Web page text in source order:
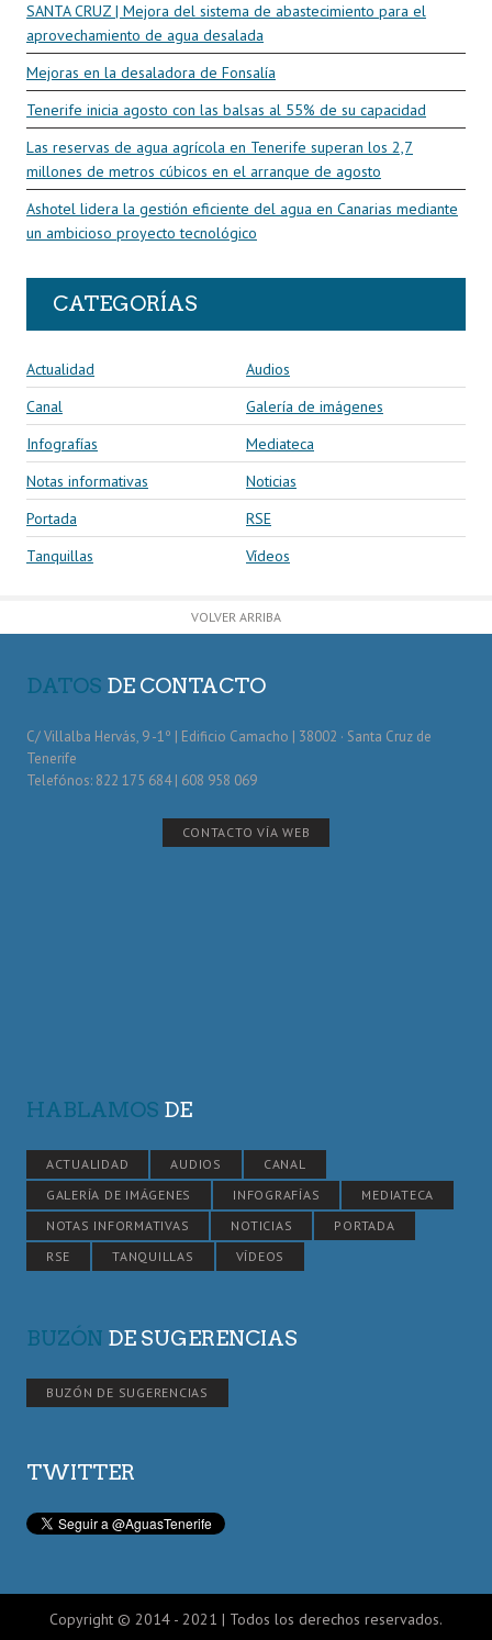
SANTA CRUZ | Mejora del sistema de abastecimiento para el
aprovechamiento de agua desalada
Mejoras en la desaladora de Fonsalía
Tenerife inicia agosto con las balsas al 55% de su capacidad
Las reservas de agua agrícola en Tenerife superan los 2,7
millones de metros cúbicos en el arranque de agosto
Ashotel lidera la gestión eficiente del agua en Canarias mediante
un ambicioso proyecto tecnológico
CATEGORÍAS
Actualidad
Audios
Canal
Galería de imágenes
Infografías
Mediateca
Notas informativas
Noticias
Portada
RSE
Tanquillas
Vídeos
VOLVER ARRIBA
DATOS DE CONTACTO
C/ Villalba Hervás, 9 -1º | Edificio Camacho | 38002 · Santa Cruz de
Tenerife
Telefónos: 822 175 684 | 608 958 069
CONTACTO VÍA WEB
HABLAMOS DE
ACTUALIDAD AUDIOS
CANAL
GALERÍA DE IMÁGENES
INFOGRAFÍAS
MEDIATECA
NOTAS INFORMATIVAS
NOTICIAS
PORTADA
RSE
TANQUILLAS VÍDEOS
BUZÓN DE SUGERENCIAS
BUZÓN DE SUGERENCIAS
TWITTER
Copyright © 2014 - 2021 | Todos los derechos reservados.